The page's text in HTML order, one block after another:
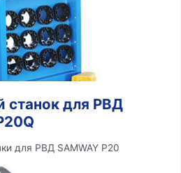
для РВД
для РВД SAMWAY P20